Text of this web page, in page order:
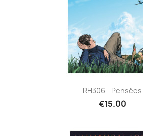
RH306 - Pensées
€15.00